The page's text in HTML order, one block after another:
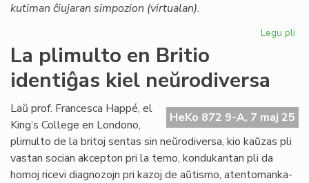
kutiman ĉiujaran simpozion (virtualan).
Legu pli
La plimulto en Britio
identiĝas kiel neŭrodiversa
HeKo 872 9-A, 7 maj 25
Laŭ prof. Francesca Happé, el
King’s College en Londono,
plimulto de la britoj sentas sin neŭrodiversa, kio kaŭzas pli
vastan socian akcepton pri la temo, kondukantan pli da
homoj ricevi diagnozojn pri kazoj de aŭtismo, atentomanka-